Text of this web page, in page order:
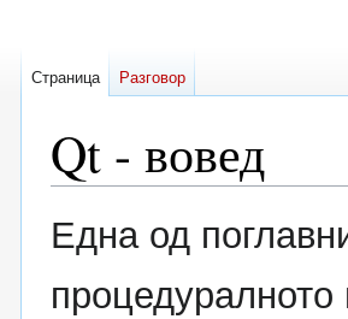
Qt - вовед
Прејди
на
Прејди
на
Една од
Страница Разговор